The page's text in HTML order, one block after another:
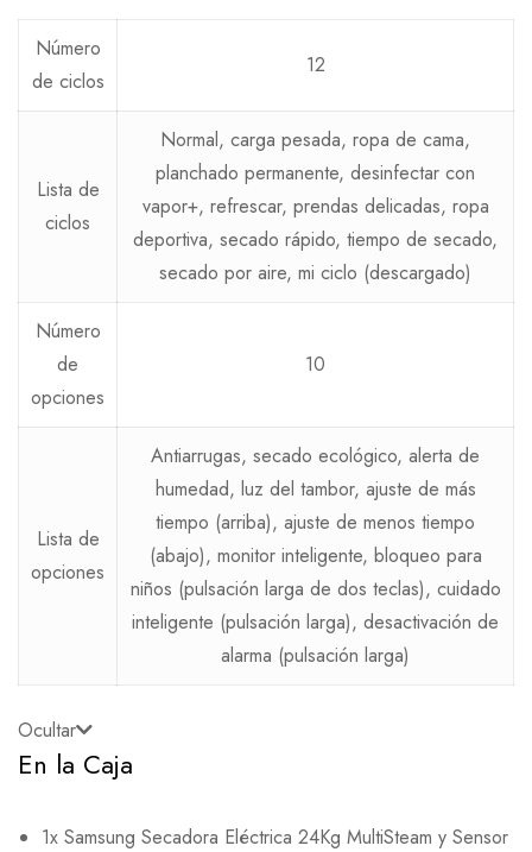
Número
de ciclos
12
Lista de
ciclos
Normal, carga pesada, ropa de cama,
planchado permanente, desinfectar con
vapor+, refrescar, prendas delicadas, ropa
deportiva, secado rápido, tiempo de secado,
secado por aire, mi ciclo (descargado)
Número
de
opciones
10
Lista de
opciones
Antiarrugas, secado ecológico, alerta de
humedad, luz del tambor, ajuste de más
tiempo (arriba), ajuste de menos tiempo
(abajo), monitor inteligente, bloqueo para
niños (pulsación larga de dos teclas), cuidado
inteligente (pulsación larga), desactivación de
alarma (pulsación larga)
Ocultar
En la Caja
1x Samsung Secadora Eléctrica 24Kg MultiSteam y Sensor